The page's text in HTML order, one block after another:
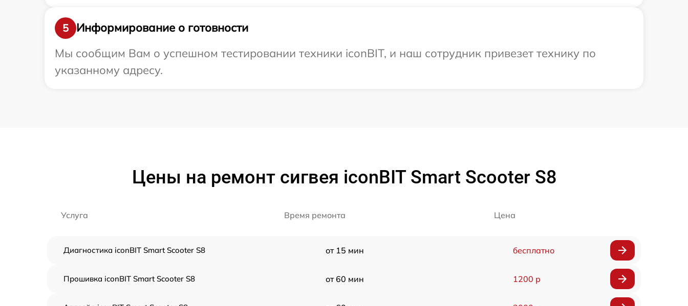
5
Информирование о готовности
Мы сообщим Вам о успешном тестировании техники iconBIT, и наш сотрудник привезет технику по
указанному адресу.
Цены на ремонт сигвея iconBIT Smart Scooter S8
Услуга Время ремонта Цена
Диагностика iconBIT Smart Scooter S8 от 15 мин бесплатно
Прошивка iconBIT Smart Scooter S8 от 60 мин 1200 р